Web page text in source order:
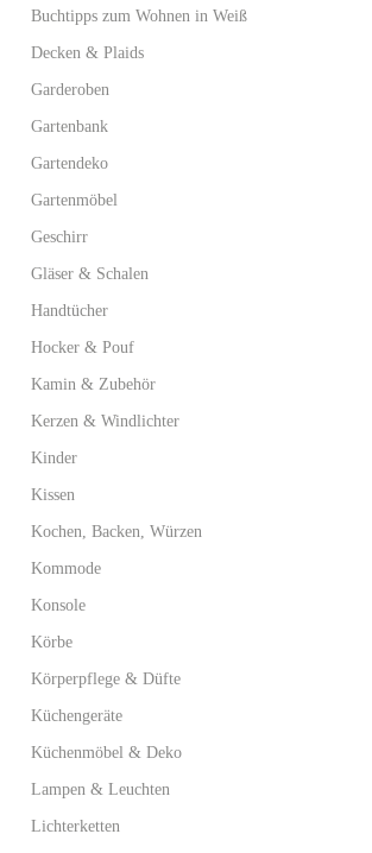
Buchtipps zum Wohnen in Weiß
Decken & Plaids
Garderoben
Gartenbank
Gartendeko
Gartenmöbel
Geschirr
Gläser & Schalen
Handtücher
Hocker & Pouf
Kamin & Zubehör
Kerzen & Windlichter
Kinder
Kissen
Kochen, Backen, Würzen
Kommode
Konsole
Körbe
Körperpflege & Düfte
Küchengeräte
Küchenmöbel & Deko
Lampen & Leuchten
Lichterketten